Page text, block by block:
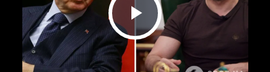
Play Video